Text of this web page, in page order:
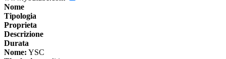
Nome
Tipologia
Proprieta
Descrizione
Durata
Nome: YSC